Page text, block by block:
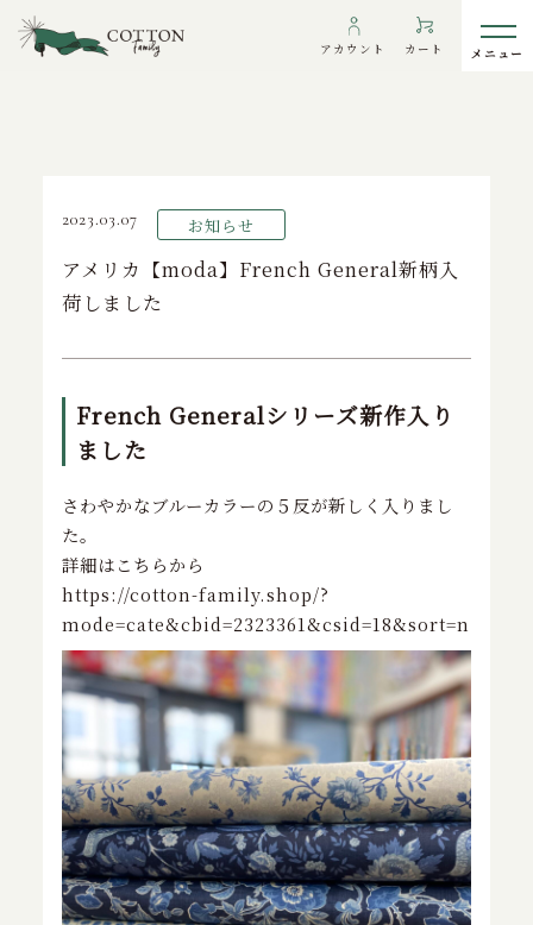
アカウント カート
わたしたちについて
インフォメーション
海外の方へ
お問い合わせ
TOP> お知らせ>アメリカ【moda】French General新柄入荷しま
した
2023.03.07 お知らせ
アメリカ【moda】French General新柄入
荷しました
French Generalシリーズ新作入り
ました
さわやかなブルーカラーの５反が新しく入りまし
た。
詳細はこちらから
https://cotton-family.shop/?
mode=cate&cbid=2323361&csid=18&sort=n